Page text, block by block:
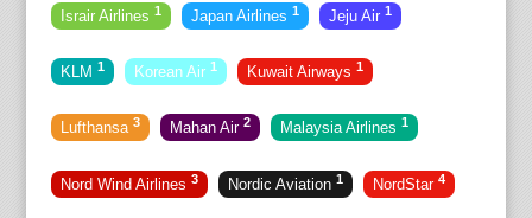
Israir Airlines 1 Japan Airlines 1 Jeju Air 1
KLM 1 Korean Air 1 Kuwait Airways 1
Lufthansa 3 Mahan Air 2 Malaysia Airlines 1
Nord Wind Airlines 3 Nordic Aviation 1 NordStar 4